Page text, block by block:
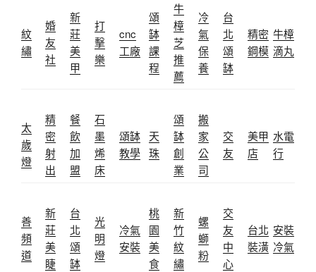
紋
繡
婚
友
社
新
莊
美
甲
打
擊
樂
cnc
工廠
頌
缽
課
程
牛
樟
芝
推
薦
冷
氣
保
養
台
北
頌
缽
精密
鋼模
牛樟
滴丸
太
歲
燈
精
密
射
出
餐
飲
加
盟
石
墨
烯
床
頌缽
教學
天
珠
頌
缽
創
業
搬
家
公
司
交
友
美甲
店
水電
行
善
頻
道
新
莊
美
睫
台
北
頌
缽
光
明
燈
冷氣
安裝
桃
園
美
食
新
竹
紋
繡
螺
螄
粉
交
友
中
心
台北
裝潢
安裝
冷氣